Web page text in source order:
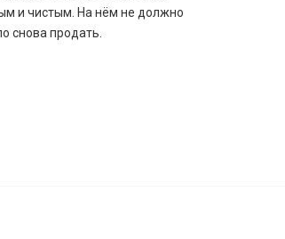
и чистым. На нём не должно
снова продать.